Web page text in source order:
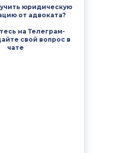
юридическую
от адвоката?
на Телеграм-
свой вопрос в
чате